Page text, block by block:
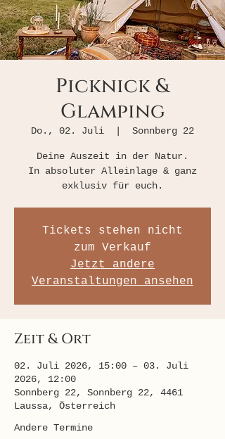
Picknick &
Glamping
Do., 02. Juli Sonnberg 22
Deine Auszeit in der Natur.
In absoluter Alleinlage & ganz
exklusiv für euch.
Tickets stehen nicht
zum Verkauf
Jetzt andere
Veranstaltungen ansehen
Zeit & Ort
02. Juli 2026, 15:00 – 03. Juli
2026, 12:00
Sonnberg 22, Sonnberg 22, 4461
Laussa, Österreich
Andere Termine